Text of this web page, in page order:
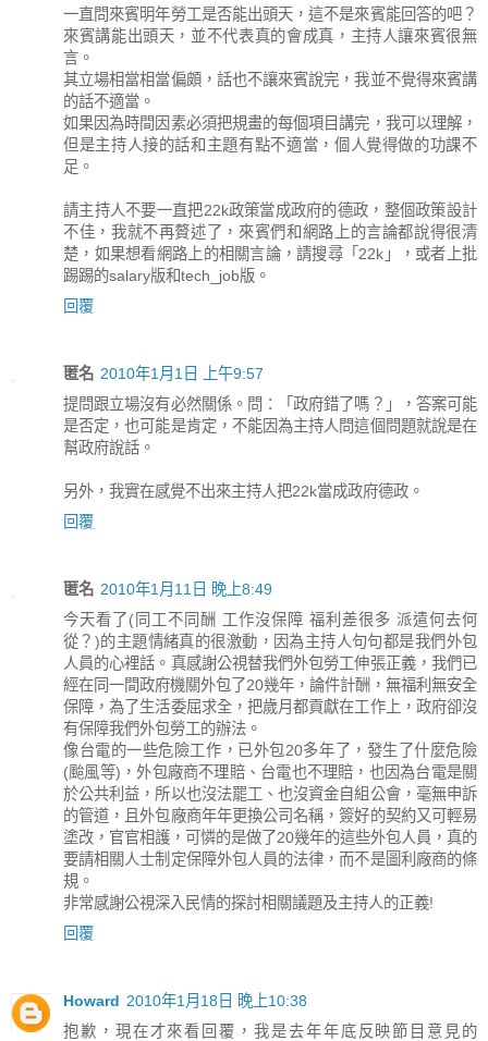
一直問來賓明年勞工是否能出頭天，這不是來賓能回答的吧？
來賓講能出頭天，並不代表真的會成真，主持人讓來賓很無
言。
其立場相當相當偏頗，話也不讓來賓說完，我並不覺得來賓講
的話不適當。
如果因為時間因素必須把規畫的每個項目講完，我可以理解，
但是主持人接的話和主題有點不適當，個人覺得做的功課不
足。
請主持人不要一直把22k政策當成政府的德政，整個政策設計
不佳，我就不再贅述了，來賓們和網路上的言論都說得很清
楚，如果想看網路上的相關言論，請搜尋「22k」，或者上批
踢踢的salary版和tech_job版。
回覆
匿名 2010年1月1日 上午9:57
提問跟立場沒有必然關係。問：「政府錯了嗎？」，答案可能
是否定，也可能是肯定，不能因為主持人問這個問題就說是在
幫政府說話。
另外，我實在感覺不出來主持人把22k當成政府德政。
回覆
匿名 2010年1月11日 晚上8:49
今天看了(同工不同酬 工作沒保障 福利差很多 派遣何去何
從？)的主題情緒真的很激動，因為主持人句句都是我們外包
人員的心裡話。真感謝公視替我們外包勞工伸張正義，我們已
經在同一間政府機關外包了20幾年，論件計酬，無福利無安全
保障，為了生活委屈求全，把歲月都貢獻在工作上，政府卻沒
有保障我們外包勞工的辦法。
像台電的一些危險工作，已外包20多年了，發生了什麼危險
(颱風等)，外包廠商不理賠、台電也不理賠，也因為台電是關
於公共利益，所以也沒法罷工、也沒資金自組公會，毫無申訴
的管道，且外包廠商年年更換公司名稱，簽好的契約又可輕易
塗改，官官相護，可憐的是做了20幾年的這些外包人員，真的
要請相關人士制定保障外包人員的法律，而不是圖利廠商的條
規。
非常感謝公視深入民情的探討相關議題及主持人的正義!
回覆
Howard 2010年1月18日 晚上10:38
抱歉，現在才來看回覆，我是去年年底反映節目意見的